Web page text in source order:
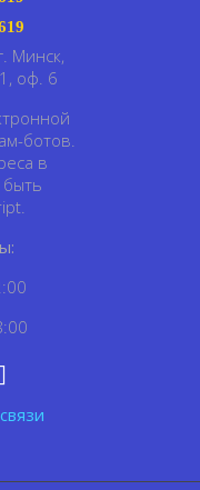
Минск,
оф. 6
ботов.
в